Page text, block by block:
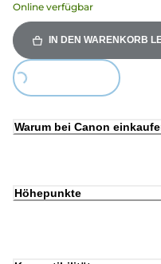
Online verfügbar
IN DEN WARENKORB
Warum bei Canon
Höhepunkte